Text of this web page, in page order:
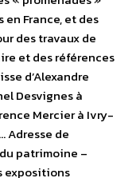
France, et des
des travaux de
et des références
d’Alexandre
Desvignes à
Mercier à Ivry-
Adresse de
patrimoine –
expositions